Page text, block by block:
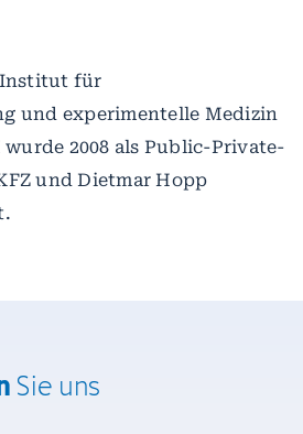
Institut für
und experimentelle Medizin
2008 als Public-Private-
und Dietmar Hopp
Sie uns